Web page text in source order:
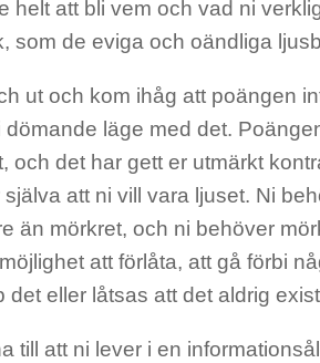
helt att bli vem och vad ni
som de eviga och oändliga
ut och kom ihåg att poängen
läge med det.
och det har gett er utmärkt
att ni vill vara ljuset. Ni
än mörkret, och ni behöver
att förlåta, att gå förbi
eller låtsas att det aldrig
till att ni lever i en